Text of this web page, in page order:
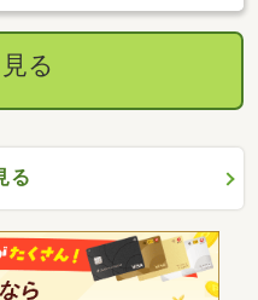
す ６LDKの充実した間取
びながら庭の自然を愛でる
年経過していますが、耐久
自然豊かな閑静な環境で移
してご検討してみてはいか
る
る